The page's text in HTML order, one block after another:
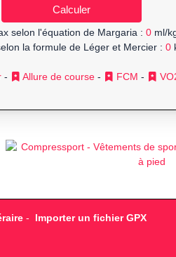
selon l'équation de Margaria : 0ml/
la formule de Léger et Mercier : 0
- Allure de course- FCM -
- Importer un fichier GPX